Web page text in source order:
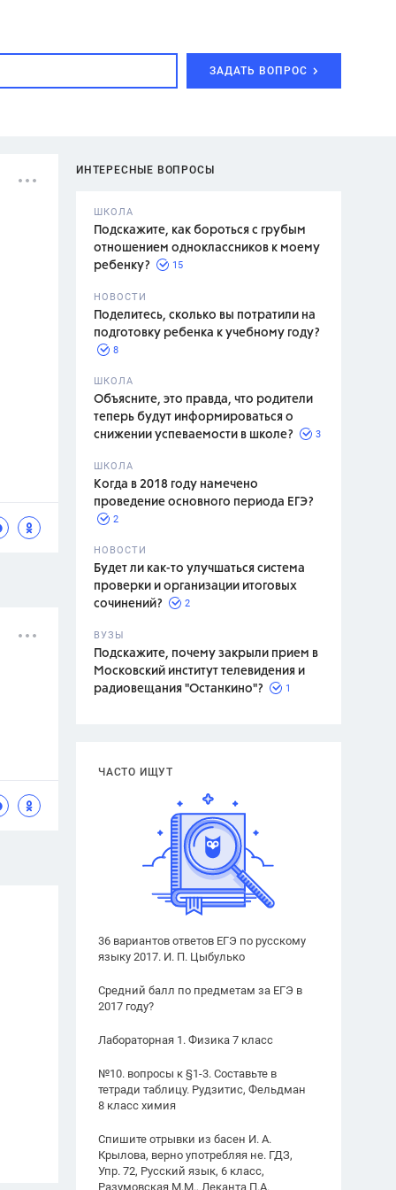
ЗАДАТЬ ВОПРОС
ИНТЕРЕСНЫЕ ВОПРОСЫ
ШКОЛА
Подскажите, как бороться с грубым
отношением одноклассников к моему
ребенку?
15
НОВОСТИ
Поделитесь, сколько вы потратили на
подготовку ребенка к учебному году?
8
ШКОЛА
Объясните, это правда, что родители
теперь будут информироваться о
снижении успеваемости в школе?
3
ШКОЛА
Когда в 2018 году намечено
проведение основного периода ЕГЭ?
2
НОВОСТИ
Будет ли как-то улучшаться система
проверки и организации итоговых
сочинений?
2
ВУЗЫ
Подскажите, почему закрыли прием в
Московский институт телевидения и
радиовещания "Останкино"?
1
ЧАСТО ИЩУТ
36 вариантов ответов ЕГЭ по русскому
языку 2017. И. П. Цыбулько
Средний балл по предметам за ЕГЭ в
2017 году?
Лабораторная 1. Физика 7 класс
№10. вопросы к §1-3. Составьте в
тетради таблицу. Рудзитис, Фельдман
8 класс химия
Спишите отрывки из басен И. А.
Крылова, верно употребляя не. ГДЗ,
Упр. 72, Русский язык, 6 класс,
Разумовская М.М., Леканта П.А.